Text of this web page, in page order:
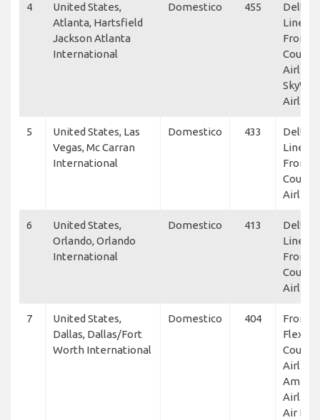
4
United States,
Atlanta, Hartsfield
Jackson Atlanta
International
Domestico 455
Delta
Lines,
Airlines
5
United States, Las
Vegas, Mc Carran
International
Domestico 433
Delta
Lines,
Airlines
6
United States,
Orlando, Orlando
International
Domestico 413
Delta
Lines,
Airlines
7
United States,
Dallas, Dallas/Fort
Worth International
Domestico 404
Flexjet,
Air